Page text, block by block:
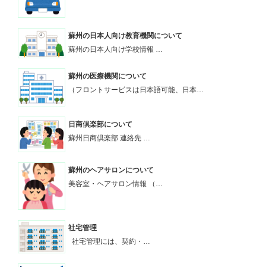
蘇州の日本人向け教育機関について
蘇州の日本人向け学校情報 …
蘇州の医療機関について
（フロントサービスは日本語可能、日本…
日商倶楽部について
蘇州日商倶楽部 連絡先 …
蘇州のヘアサロンについて
美容室・ヘアサロン情報 （…
社宅管理
社宅管理には、契約・…